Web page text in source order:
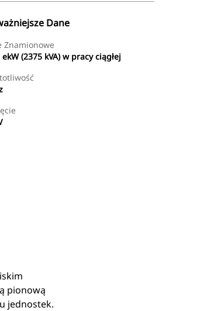
Dane
Znamionowe
ekW (2375 kVA) w pracy ciągłej
pionową
jednostek.